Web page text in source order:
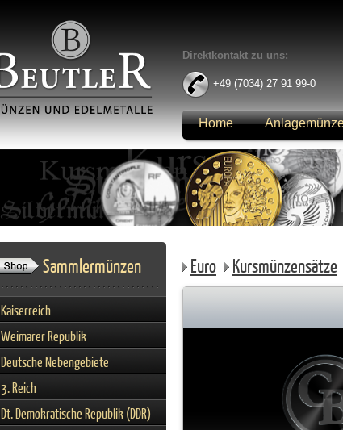
Direktkontakt zu uns:
+49 (7034) 27 91 99-0
Home
Anmelden
Sammlermünzen
Kaiserreich
Weimarer Republik
Deutsche Nebengebiete
3. Reich
Dt. Demokratische Republik (DDR)
Euro Kursmünzensätze